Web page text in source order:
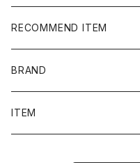
RECOMMEND ITEM
BRAND
NIKE
ITEM